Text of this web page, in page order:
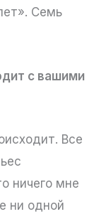
Семь
с вашими
Все
ничего мне
ни одной